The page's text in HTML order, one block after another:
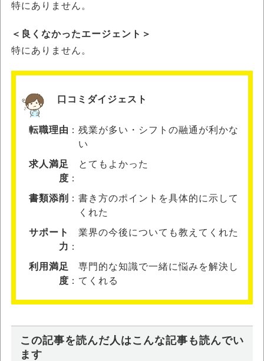
特にありません。
＜良くなかったエージェント＞
特にありません。
口コミダイジェスト
転職理由
残業が多い・シフトの融通が利かな
い
求人満足
度
とてもよかった
書類添削
書き方のポイントを具体的に示して
くれた
サポート
力
業界の今後についても教えてくれた
利用満足
度
専門的な知識で一緒に悩みを解決し
てくれる
この記事を読んだ人はこんな記事も読んでい
ます